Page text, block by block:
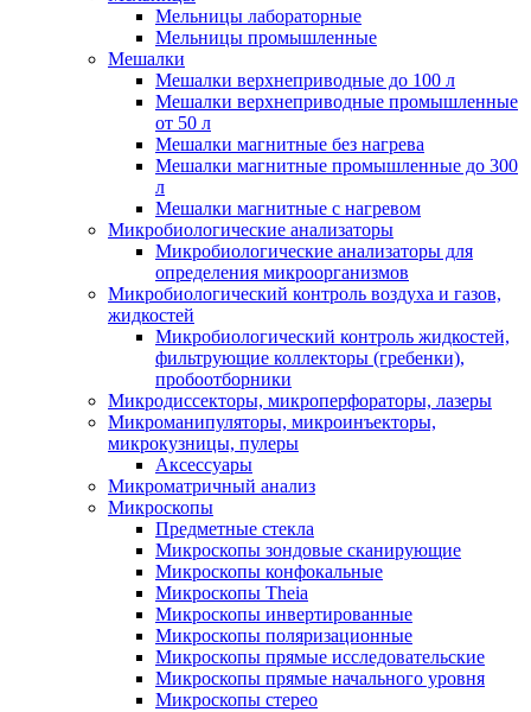
Мельницы лабораторные
Мельницы промышленные
Мешалки
Мешалки верхнеприводные до 100 л
Мешалки верхнеприводные промышленные
от 50 л
Мешалки магнитные без нагрева
Мешалки магнитные промышленные до 300
л
Мешалки магнитные с нагревом
Микробиологические анализаторы
Микробиологические анализаторы для
определения микроорганизмов
Микробиологический контроль воздуха и газов,
жидкостей
Микробиологический контроль жидкостей,
фильтрующие коллекторы (гребенки),
пробоотборники
Микродиссекторы, микроперфораторы, лазеры
Микроманипуляторы, микроинъекторы,
микрокузницы, пулеры
Аксессуары
Микроматричный анализ
Микроскопы
Предметные стекла
Микроскопы зондовые сканирующие
Микроскопы конфокальные
Микроскопы Theia
Микроскопы инвертированные
Микроскопы поляризационные
Микроскопы прямые исследовательские
Микроскопы прямые начального уровня
Микроскопы стерео